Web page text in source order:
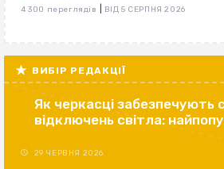
4 300 переглядів ВІД 5 СЕРПНЯ 2026
ВИБІР РЕДАКЦІЇ
Як черкасці забезпечують
відключень світла:
29 ЧЕРВНЯ 2026